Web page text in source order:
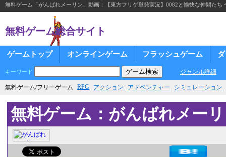
無料ゲーム「がんばれメーリン」動画：【東方フリゲ単発実況】0082と愉快な仲間たち
無料ゲーム総合サイト
ゲームトップ オンラインゲーム フラッシュゲーム
キーワード ジャンル詳細
無料ゲーム/フリーゲーム RPG アクション アドベンチャー シミュレーション
無料ゲーム：がんばれメー